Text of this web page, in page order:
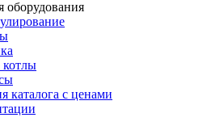
оборудования
котлы
каталога с ценами